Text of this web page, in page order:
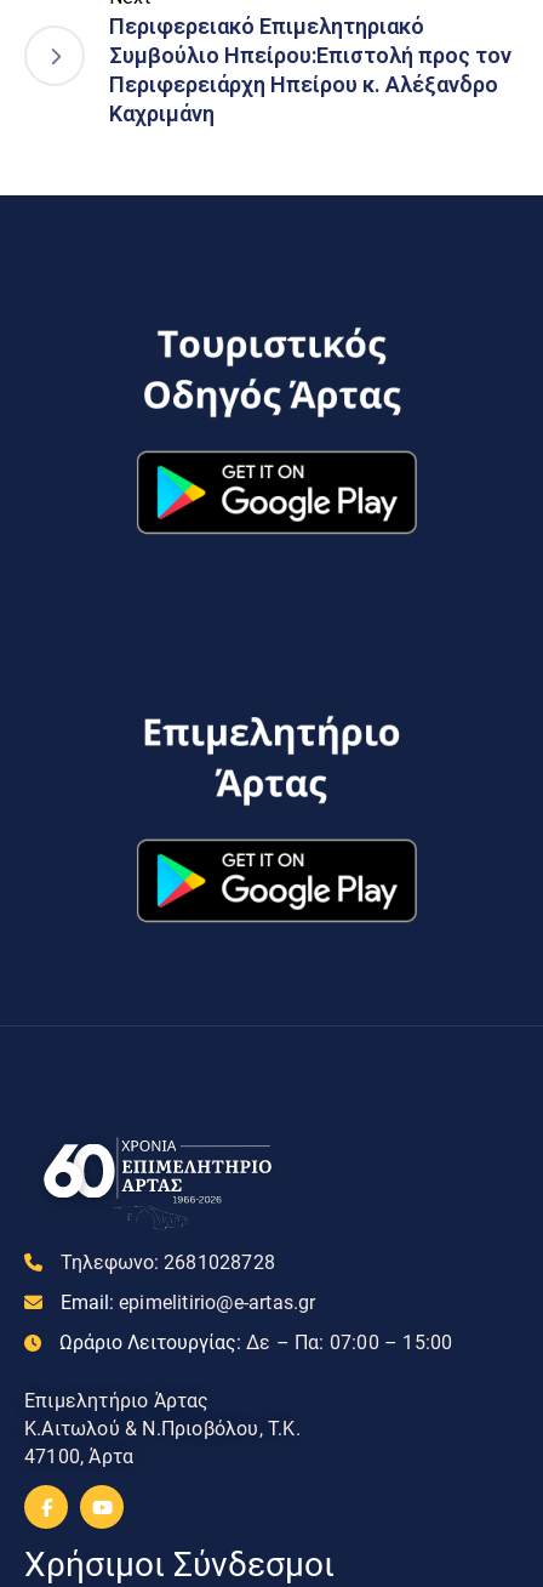
Περιφερειακό Επιμελητηριακό
Συμβούλιο Ηπείρου:Επιστολή προς τον
Περιφερειάρχη Ηπείρου κ. Αλέξανδρο
Καχριμάνη
Τηλεφωνο: 2681028728
Email: epimelitirio@e-artas.gr
Ωράριο Λειτουργίας: Δε – Πα: 07:00 – 15:00
Επιμελητήριο Άρτας
Κ.Αιτωλού & Ν.Πριοβόλου, Τ.Κ.
47100, Άρτα
Χρήσιμοι Σύνδεσμοι